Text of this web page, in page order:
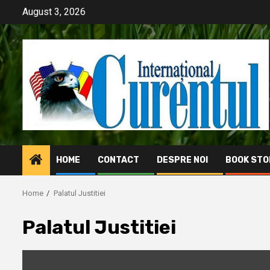
content
August 3, 2026
HOME CONTACT DESPRE NOI BOOK
Home Palatul Justitiei
Palatul Justitiei